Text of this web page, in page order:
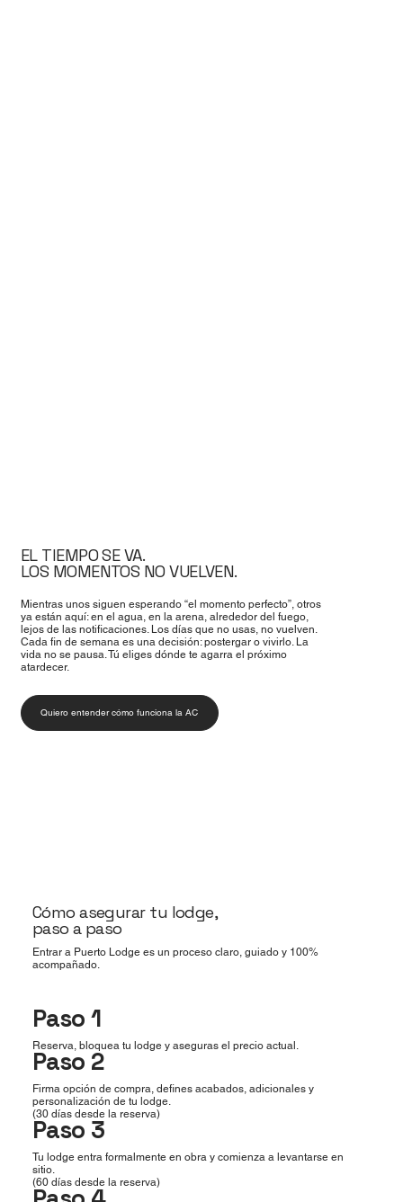
EL TIEMPO SE VA.
LOS MOMENTOS NO VUELVEN.
Mientras unos siguen esperando “el momento perfecto”, otros
ya están aquí: en el agua, en la arena, alrededor del fuego,
lejos de las notificaciones. Los días que no usas, no vuelven.
Cada fin de semana es una decisión: postergar o vivirlo. La
vida no se pausa. Tú eliges dónde te agarra el próximo
atardecer.
Quiero entender cómo funciona la AC
Cómo asegurar tu lodge,
paso a paso
Entrar a Puerto Lodge es un proceso claro, guiado y 100%
acompañado.
Paso 1
Reserva, bloquea tu lodge y aseguras el precio actual.
Paso 2
Firma opción de compra, defines acabados, adicionales y
personalización de tu lodge.
(30 días desde la reserva)
Paso 3
Tu lodge entra formalmente en obra y comienza a levantarse en
sitio.
(60 días desde la reserva)